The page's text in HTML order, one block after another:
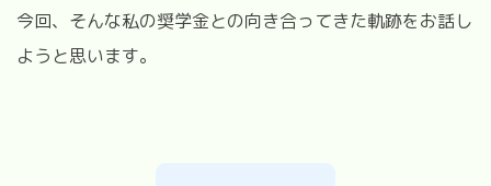
今回、そんな私の奨学金との向き合ってきた軌跡をお話し
ようと思います。